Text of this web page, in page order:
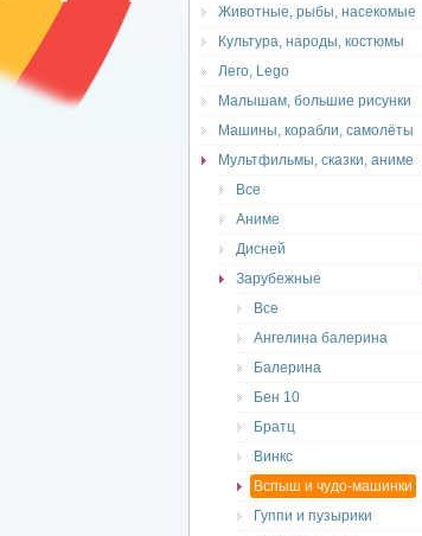
Животные, рыбы, насекомые
Культура, народы, костюмы
Лего, Lego
Малышам, большие рисунки
Машины, корабли, самолёты
Мультфильмы, сказки, аниме
Все
Аниме
Дисней
Зарубежные
Все
Ангелина балерина
Балерина
Бен 10
Братц
Винкс
Вспыш и чудо-машинки
Гуппи и пузырики